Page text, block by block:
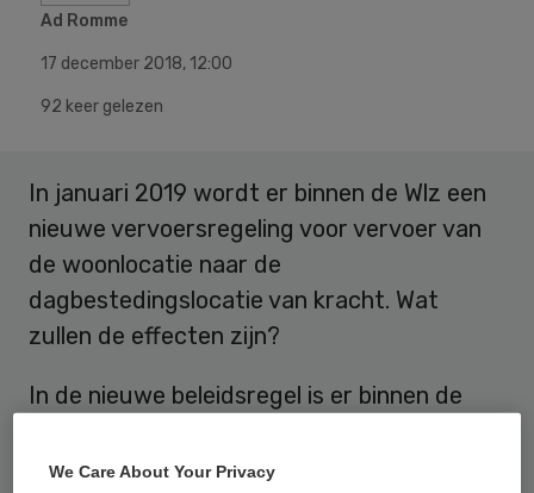
Ad Romme
17 december 2018, 12:00
92 keer gelezen
In januari 2019 wordt er binnen de Wlz een
nieuwe vervoersregeling voor vervoer van
de woonlocatie naar de
dagbestedingslocatie van kracht. Wat
zullen de effecten zijn?
In de nieuwe beleidsregel is er binnen de
categorieën voor de bekostiging van
We Care About Your Privacy